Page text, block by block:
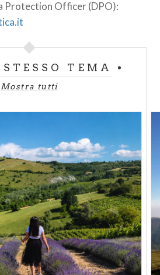
Protection Officer (DPO):
TEMA
Mostra tutti